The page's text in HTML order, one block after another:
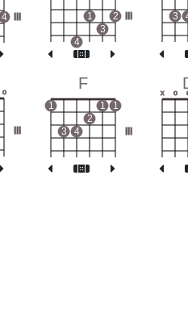
4
4
1
3
2 3
o
F
III
1
3 4
2
1 1
x o